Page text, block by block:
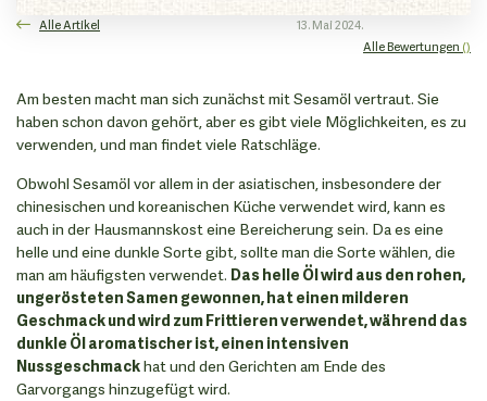
Alle Artikel
13. Mai 2024.
Alle Bewertungen ()
Am besten macht man sich zunächst mit Sesamöl vertraut. Sie
haben schon davon gehört, aber es gibt viele Möglichkeiten, es zu
verwenden, und man findet viele Ratschläge.
Obwohl Sesamöl vor allem in der asiatischen, insbesondere der
chinesischen und koreanischen Küche verwendet wird, kann es
auch in der Hausmannskost eine Bereicherung sein. Da es eine
helle und eine dunkle Sorte gibt, sollte man die Sorte wählen, die
man am häufigsten verwendet. Das helle Öl wird aus den rohen,
ungerösteten Samen gewonnen, hat einen milderen
Geschmack und wird zum Frittieren verwendet, während das
dunkle Öl aromatischer ist, einen intensiven
Nussgeschmackhat und den Gerichten am Ende des
Garvorgangs hinzugefügt wird.